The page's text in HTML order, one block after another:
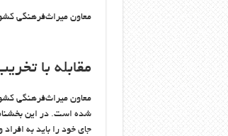
معاون میراث‌فرهنگی
مقابله با
معاون میراث‌فرهنگی
شده است. در این
جای خود را باید به